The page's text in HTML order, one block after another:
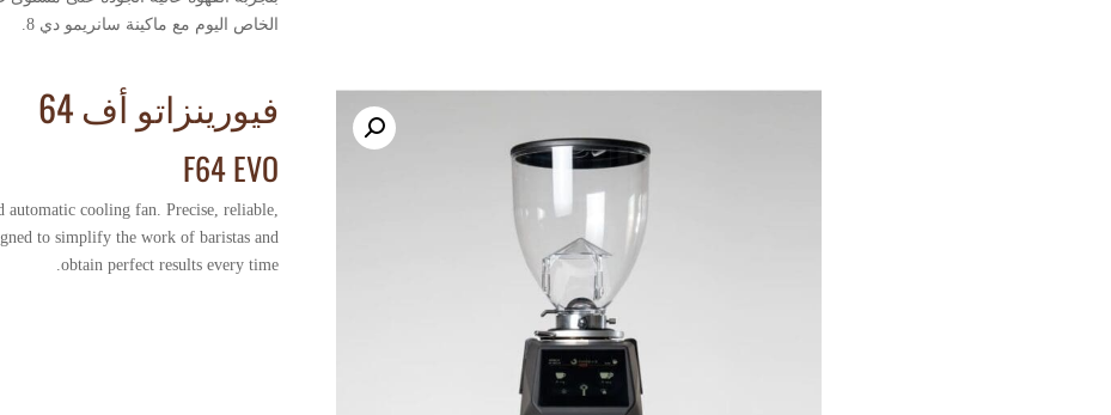
الخاص اليوم مع ماكينة سانريمو دي 8.
فيورينزاتو أف 64
F64 EVO
cooling fan. Precise, reliable,
to simplify the work of baristas and
obtain perfect results every time.